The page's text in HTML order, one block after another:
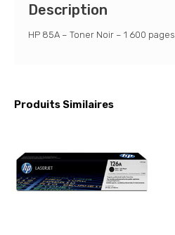
Produits Similaires
Description
HP 85A – Toner Noir – 1 600 pages